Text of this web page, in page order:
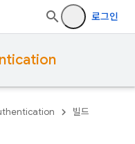
로그인
빌드